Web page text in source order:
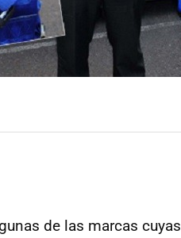
de las marcas